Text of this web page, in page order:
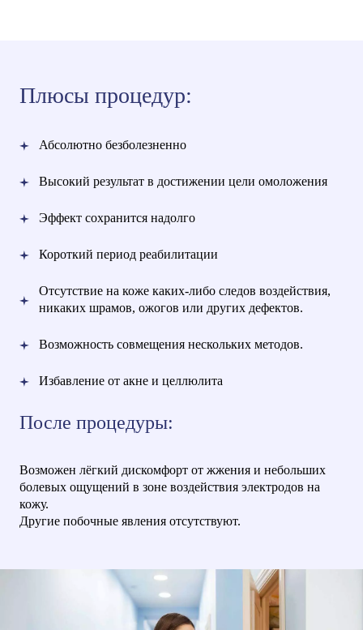
Плюсы процедур:
Абсолютно безболезненно
Высокий результат в достижении цели омоложения
Эффект сохранится надолго
Короткий период реабилитации
Отсутствие на коже каких-либо следов воздействия,
никаких шрамов, ожогов или других дефектов.
Возможность совмещения нескольких методов.
Избавление от акне и целлюлита
После процедуры:
Возможен лёгкий дискомфорт от жжения и небольших
болевых ощущений в зоне воздействия электродов на
кожу.
Другие побочные явления отсутствуют.